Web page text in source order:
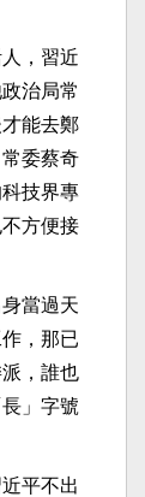
，習近
治局常
能去鄭
委蔡奇
技界專
方便接
當過天
，那已
，誰也
」字號
平不出